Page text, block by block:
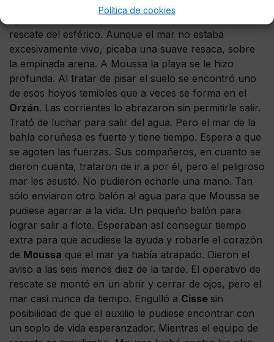
Política de cookies
Un balón se escapó hacia el mar.
rescate del esférico. Aunque el mar no estaba
excesivamente vivo, picaba una suave resaca, sobre
la empinada arena. A Moussa la playa se le hizo
profunda. Al tratar de pisar el suelo se encontró uno
de esos hoyos temibles que a veces se forma en el
Orzán. Las corrientes lo abrazaron sin permitirle salir.
Trató de luchar para salir del agua. Pero el mar de la
bahía coruñesa es fuerte y tiene tiempo. Espera a que
se agoten las fuerzas. Sus compañeros, en cuanto se
dieron cuenta, trataron de ir a por él, pero el peligroso
mar les asustó. No pudieron echarle una mano. Tan
sólo enviaron otro balón al agua para que Moussa se
pudiese agarrar a la vida. Un pequeño balón para
lograr salir a flote. Esperaban así conseguir tiempo
extra para que acudiese la ayuda y robarle el corazón
de Moussa que el mar ya había atrapado. Dieron el
aviso a las seis menos diez de la tarde. El operativo de
rescate se montó en un abrir y cerrar de ojos, pero el
mar casi nunca da tiempo. Engulló a Cisse sin
posibilidad de que el auxilio le pudiese encontrar con
un soplo de vida esperanzador. Mientras el equipo de